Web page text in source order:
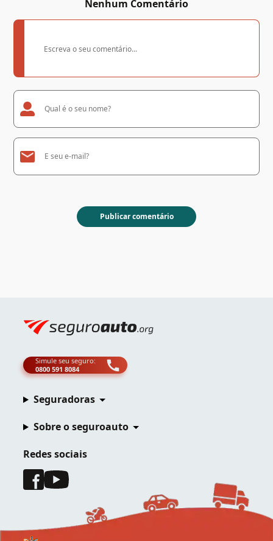
Nenhum Comentário
Seguradoras
Sobre o seguroauto
Redes sociais
Simule seu seguro:
0800 591 8084